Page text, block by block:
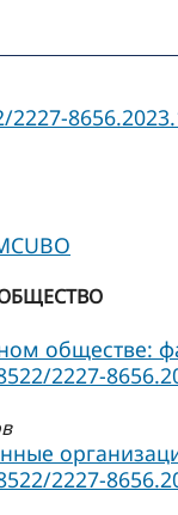
обществе:
2227-
2227-